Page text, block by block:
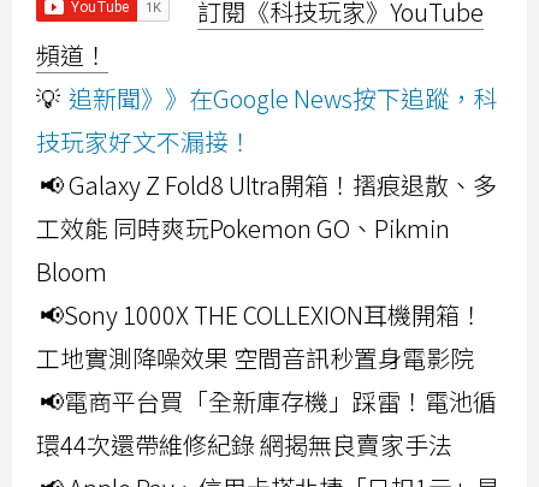
訂閱《科技玩家》YouTube
頻道！
💡 追新聞》》在Google News按下追蹤，科
技玩家好文不漏接！
📢 Galaxy Z Fold8 Ultra開箱！摺痕退散、多
工效能 同時爽玩Pokemon GO、Pikmin
Bloom
📢Sony 1000X THE COLLEXION耳機開箱！
工地實測降噪效果 空間音訊秒置身電影院
📢電商平台買「全新庫存機」踩雷！電池循
環44次還帶維修紀錄 網揭無良賣家手法